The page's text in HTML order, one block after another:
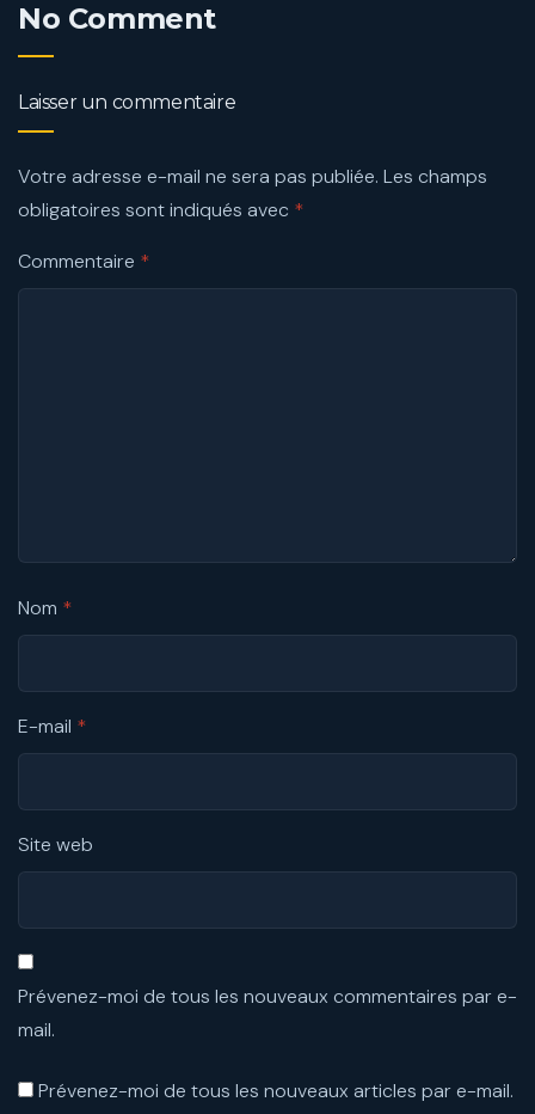
No Comment
Laisser un commentaire
Votre adresse e-mail ne sera pas publiée. Les champs
obligatoires sont indiqués avec *
Commentaire *
Nom *
E-mail *
Site web
Prévenez-moi de tous les nouveaux commentaires par e-
mail.
Prévenez-moi de tous les nouveaux articles par e-mail.